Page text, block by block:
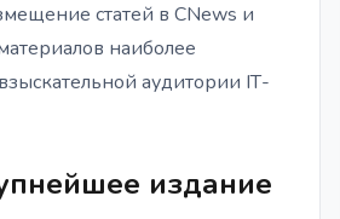
статей в CNews и
наиболее
аудитории IТ-
издание